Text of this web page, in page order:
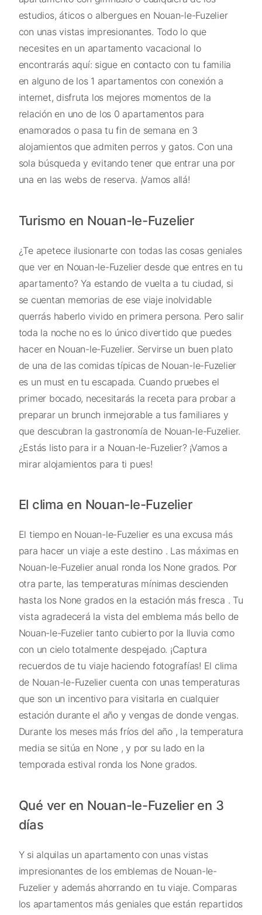
estudios, áticos o albergues en Nouan-le-Fuzelier
con unas vistas impresionantes. Todo lo que
necesites en un apartamento vacacional lo
encontrarás aquí: sigue en contacto con tu familia
en alguno de los 1 apartamentos con conexión a
internet, disfruta los mejores momentos de la
relación en uno de los 0 apartamentos para
enamorados o pasa tu fin de semana en 3
alojamientos que admiten perros y gatos. Con una
sola búsqueda y evitando tener que entrar una por
una en las webs de reserva. ¡Vamos allá!
Turismo en Nouan-le-Fuzelier
¿Te apetece ilusionarte con todas las cosas geniales
que ver en Nouan-le-Fuzelier desde que entres en tu
apartamento? Ya estando de vuelta a tu ciudad, si
se cuentan memorias de ese viaje inolvidable
querrás haberlo vivido en primera persona. Pero salir
toda la noche no es lo único divertido que puedes
hacer en Nouan-le-Fuzelier. Servirse un buen plato
de una de las comidas típicas de Nouan-le-Fuzelier
es un must en tu escapada. Cuando pruebes el
primer bocado, necesitarás la receta para probar a
preparar un brunch inmejorable a tus familiares y
que descubran la gastronomía de Nouan-le-Fuzelier.
¿Estás listo para ir a Nouan-le-Fuzelier? ¡Vamos a
mirar alojamientos para ti pues!
El clima en Nouan-le-Fuzelier
El tiempo en Nouan-le-Fuzelier es una excusa más
para hacer un viaje a este destino . Las máximas en
Nouan-le-Fuzelier anual ronda los None grados. Por
otra parte, las temperaturas mínimas descienden
hasta los None grados en la estación más fresca . Tu
vista agradecerá la vista del emblema más bello de
Nouan-le-Fuzelier tanto cubierto por la lluvia como
con un cielo totalmente despejado. ¡Captura
recuerdos de tu viaje haciendo fotografías! El clima
de Nouan-le-Fuzelier cuenta con unas temperaturas
que son un incentivo para visitarla en cualquier
estación durante el año y vengas de donde vengas.
Durante los meses más fríos del año , la temperatura
media se sitúa en None , y por su lado en la
temporada estival ronda los None grados.
Qué ver en Nouan-le-Fuzelier en 3
días
Y si alquilas un apartamento con unas vistas
impresionantes de los emblemas de Nouan-le-
Fuzelier y además ahorrando en tu viaje. Comparas
los apartamentos más geniales que están repartidos